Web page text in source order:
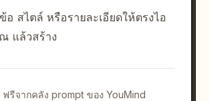
งานร่วมกับเครื่องมือของคุณ
อนเทอร์มินัลสีเขียวในสี่เหลี่ยมขอบมนสี
ผสานการทำงานกับ GitHub, CI
แชร์บริบท, ตรวจสอบการ
อ สไตล์ หรือรายละเอียดให้ตรงไอ
แล้วสร้าง
รีจากคลัง prompt ของ YouMind